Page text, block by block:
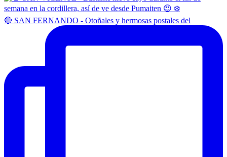
🔴 SAN FERNANDO - Otoñales y hermosas postales del